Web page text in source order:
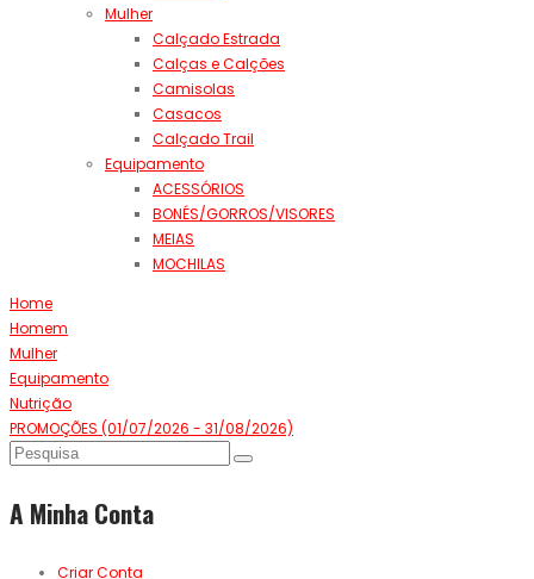
Mulher
Calçado Estrada
Calças e Calções
Camisolas
Casacos
Calçado Trail
Equipamento
ACESSÓRIOS
BONÉS/GORROS/VISORES
MEIAS
MOCHILAS
Home
Homem
Mulher
Equipamento
Nutrição
PROMOÇÕES (01/07/2026 - 31/08/2026)
A Minha Conta
Criar Conta